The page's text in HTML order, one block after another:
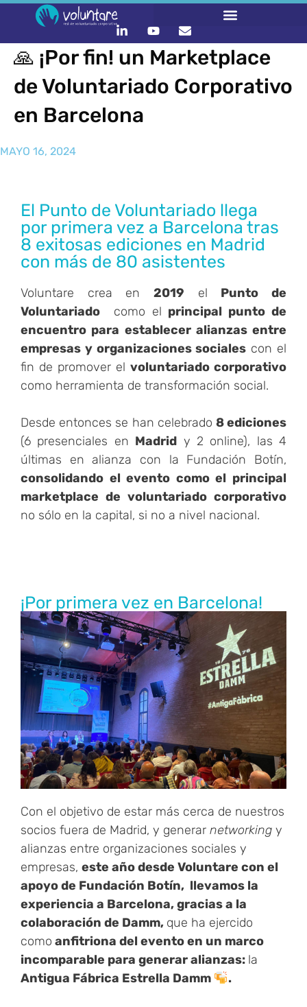
🙏 ¡Por fin! un Marketplace
de Voluntariado Corporativo
en Barcelona
MAYO 16, 2024
El Punto de Voluntariado llega
por primera vez a Barcelona tras
8 exitosas ediciones en Madrid
con más de 80 asistentes
Voluntare crea en 2019 el Punto de
Voluntariado como el principal punto de
encuentro para establecer alianzas entre
empresas y organizaciones sociales con el
fin de promover el voluntariado corporativo
como herramienta de transformación social.
Desde entonces se han celebrado 8 ediciones
(6 presenciales en Madrid y 2 online), las 4
últimas en alianza con la Fundación Botín,
consolidando el evento como el principal
marketplace de voluntariado corporativo
no sólo en la capital, si no a nivel nacional.
¡Por primera vez en Barcelona!
Con el objetivo de estar más cerca de nuestros
socios fuera de Madrid, y generar networking y
alianzas entre organizaciones sociales y
empresas, este año desde Voluntare con el
apoyo de Fundación Botín, llevamos la
experiencia a Barcelona, gracias a la
colaboración de Damm, que ha ejercido
como anfitriona del evento en un marco
incomparable para generar alianzas: la
Antigua Fábrica Estrella Damm
.